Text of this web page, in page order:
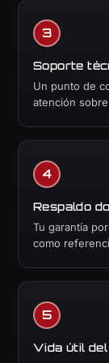
Soporte
Un punto de
atención
Respaldo
Tu garantía
como
Vida útil del